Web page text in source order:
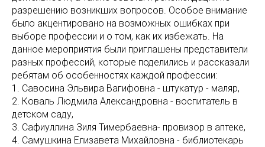
разрешению возникших вопросов. Особое внимание
было акцентировано на возможных ошибках при
выборе профессии и о том, как их избежать. На
данное мероприятия были приглашены представители
разных профессий, которые поделились и рассказали
ребятам об особенностях каждой профессии:
1. Савосина Эльвира Вагифовна - штукатур - маляр,
2. Коваль Людмила Александровна - воспитатель в
детском саду,
3. Сафиуллина Зиля Тимербаевна- провизор в аптеке,
4. Самушкина Елизавета Михайловна - библиотекарь